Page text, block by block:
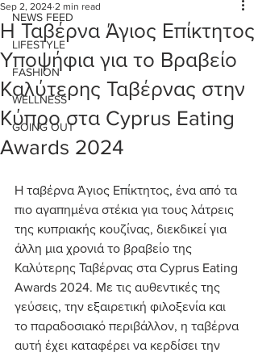
NEWS FEED
LIFESTYLE
FASHION
WELLNESS
GOING OUT
Η Ταβέρνα Άγιος Επίκτητος
Υποψήφια για το Βραβείο
Καλύτερης Ταβέρνας στην
Κύπρο στα Cyprus Eating
Awards 2024
Sep 2, 2024 2 min read
Η ταβέρνα Άγιος Επίκτητος, ένα από τα
πιο αγαπημένα στέκια για τους λάτρεις
της κυπριακής κουζίνας, διεκδικεί για
άλλη μια χρονιά το βραβείο της
Καλύτερης Ταβέρνας στα Cyprus Eating
Awards 2024. Με τις αυθεντικές της
γεύσεις, την εξαιρετική φιλοξενία και
το παραδοσιακό περιβάλλον, η ταβέρνα
αυτή έχει καταφέρει να κερδίσει την